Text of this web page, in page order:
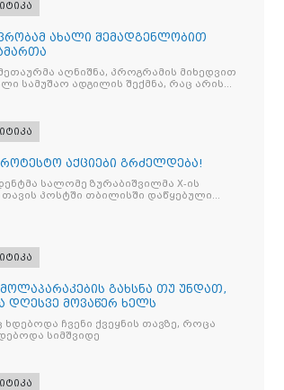
ახალი შემადგენლობით
აღნიშნა, პროგრამის მიხედვით
სამუშაო ადგილის შექმნა, რაც არის
აქციები გრძელდება!
სალომე ზურაბიშვილმა X-ის
თავის პოსტში თბილისში დაწყებული
გახსნა თუ უნდათ,
დღესვე მოვაწერ ხელს
ჩვენი ქვეყნის თავზე, როცა
სიმშვიდე